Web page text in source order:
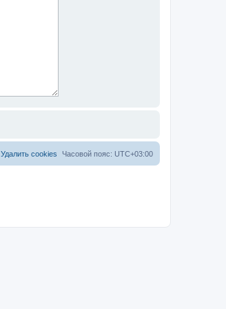
Часовой пояс: UTC+03:00
Удалить cookies